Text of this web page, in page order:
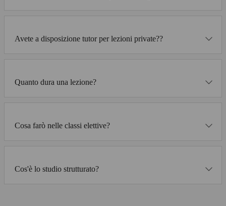
Avete a disposizione tutor per lezioni private??
Quanto dura una lezione?
Cosa farò nelle classi elettive?
Cos'è lo studio strutturato?